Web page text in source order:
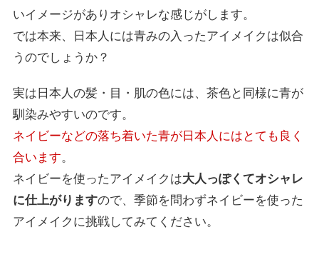
いイメージがありオシャレな感じがします。
では本来、日本人には青みの入ったアイメイクは似合
うのでしょうか？
実は日本人の髪・目・肌の色には、茶色と同様に青が
馴染みやすいのです。
ネイビーなどの落ち着いた青が日本人にはとても良く
合います。
ネイビーを使ったアイメイクは大人っぽくてオシャレ
に仕上がりますので、季節を問わずネイビーを使った
アイメイクに挑戦してみてください。